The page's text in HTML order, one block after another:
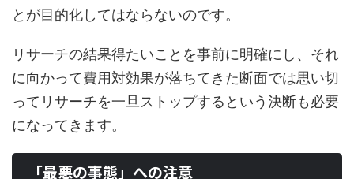
とが目的化してはならないのです。
リサーチの結果得たいことを事前に明確にし、それ
に向かって費用対効果が落ちてきた断面では思い切
ってリサーチを一旦ストップするという決断も必要
になってきます。
「最悪の事態」への注意